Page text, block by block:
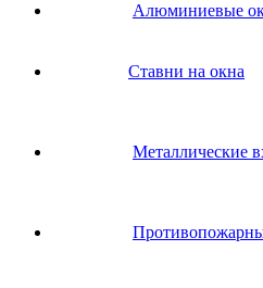
Алюминиевые
Ставни на окна
Металлические